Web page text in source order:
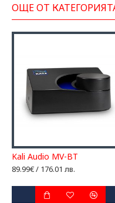
ОЩЕ ОТ
Kali Audio MV-BT
89.99€ / 176.01 лв.